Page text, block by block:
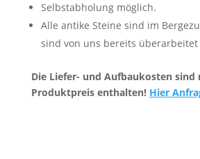
Selbstabholung möglich.
Alle antike Steine sind im
sind von uns bereits überarbeitet
Die Liefer- und Aufbaukosten sind
Produktpreis enthalten! Hier